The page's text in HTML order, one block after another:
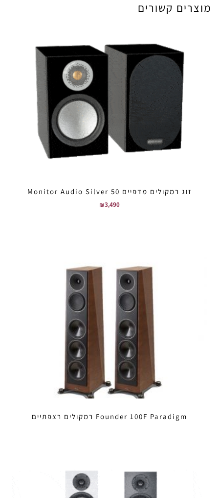
מוצרים קשורים
זוג רמקולים מדפיים Monitor Audio Silver 50
₪3,490
Founder 100F Paradigm רמקולים רצפתיים